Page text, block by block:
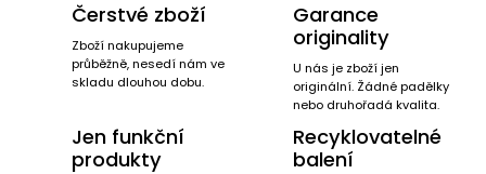
Čerstvé zboží
Zboží nakupujeme
průběžně, nesedí nám ve
skladu dlouhou dobu.
Garance
originality
U nás je zboží jen
originální. Žádné padělky
nebo druhořadá kvalita.
Jen funkční
produkty
Recyklovatelné
balení